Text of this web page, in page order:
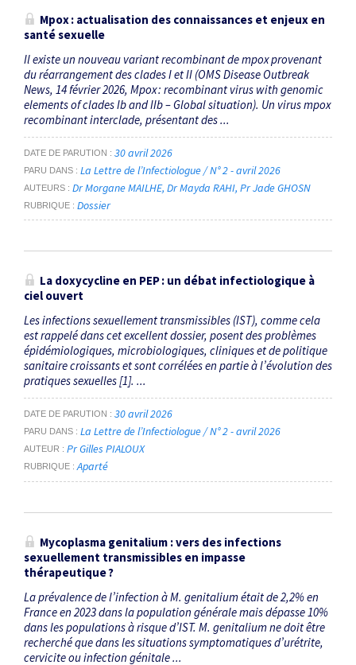
Mpox : actualisation des connaissances et enjeux en
santé sexuelle
Il existe un nouveau variant recombinant de mpox provenant
du réarrangement des clades I et II (OMS Disease Outbreak
News, 14 février 2026, Mpox : recombinant virus with genomic
elements of clades Ib and IIb – Global situation). Un virus mpox
recombinant interclade, présentant des ...
DATE DE PARUTION 30 avril 2026
PARU DANS La Lettre de l’Infectiologue / N° 2 - avril 2026
AUTEURS Dr Morgane MAILHE Dr Mayda RAHI Pr Jade GHOSN
RUBRIQUE Dossier
La doxycycline en PEP : un débat infectiologique à
ciel ouvert
Les infections sexuellement transmissibles (IST), comme cela
est rappelé dans cet excellent dossier, posent des problèmes
épidémiologiques, microbiologiques, cliniques et de politique
sanitaire croissants et sont corrélées en partie à l’évolution des
pratiques sexuelles [1]. ...
DATE DE PARUTION 30 avril 2026
PARU DANS La Lettre de l’Infectiologue / N° 2 - avril 2026
AUTEUR Pr Gilles PIALOUX
RUBRIQUE Aparté
Mycoplasma genitalium : vers des infections
sexuellement transmissibles en impasse
thérapeutique ?
La prévalence de l’infection à M. genitalium était de 2,2% en
France en 2023 dans la population générale mais dépasse 10%
dans les populations à risque d’IST. M. genitalium ne doit être
recherché que dans les situations symptomatiques d’urétrite,
cervicite ou infection génitale ...